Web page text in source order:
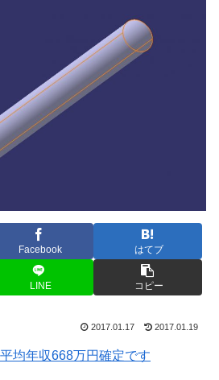
Facebook はてブ
LINE コピー
2017.01.17 2017.01.19
均年収668万円確定です